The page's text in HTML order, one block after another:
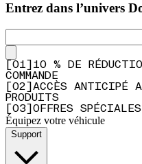
Entrez dans l’univers
01
10 % DE
COMMANDE
02
ACCÈS ANTICIPÉ
PRODUITS
03 OFFRES
Équipez votre véhicule
Support